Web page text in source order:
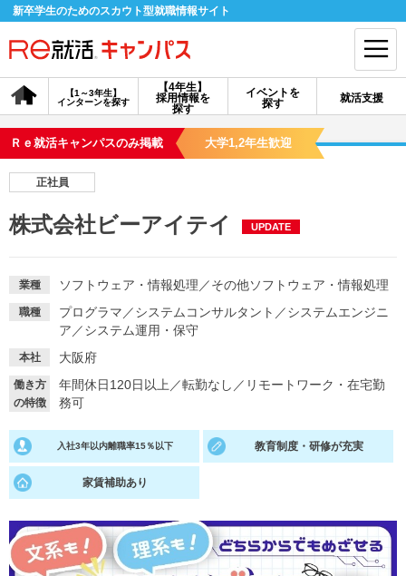
新卒学生のためのスカウト型就職情報サイト
【4年生】
採用情報を
探す
【1～3年生】
インターンを探す
イベントを
探す
就活支援
会員登録 ログイン
会員ID・パスワードを忘れた方はこちら
探す
イベントを探す スカウト
就活ノウハウ・サポート
就活支援
就活ノウハウが満載！
就活コラム
お役立ち記事・相談室など
あなたに合う仕事を診断！
就活ニュースペーパー よくある質問
Ｒｅ就活キャンパスのみ掲載 大学1,2年生歓迎
正社員
株式会社ビーアイテイ UPDATE
業種 ソフトウェア・情報処理 ／その他ソフトウェア・情報処理
職種 プログラマ ／システムコンサルタント ／システムエンジニ
ア ／システム運用・保守
本社 大阪府
働き方
の特徴
年間休日120日以上 ／転勤なし ／ リモートワーク・在宅勤
務可
入社3年以内離職率15％以下 教育制度・研修が充実
家賃補助あり